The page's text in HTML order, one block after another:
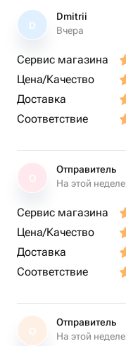
D
Dmitrii
Вчера
Сервис магазина
Цена/Качество
Доставка
Соответствие
Отправитель
На этой неделе
Сервис магазина
Цена/Качество
Доставка
Соответствие
О
Отправитель
На этой неделе